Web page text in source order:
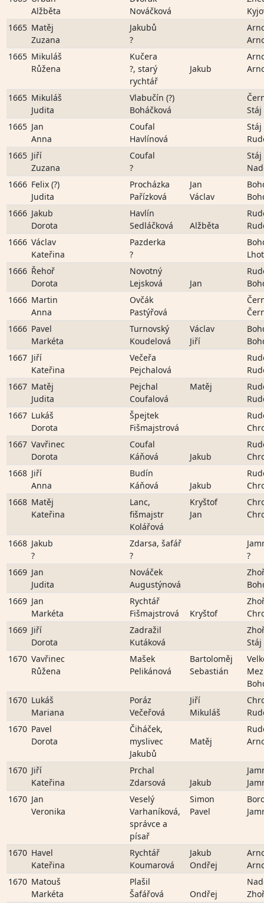
Alžběta
Nováčková
1665 Matěj
Zuzana
Jakubů
?
1665 Mikuláš
Růžena
Kučera
?, starý
rychtář
Jakub
1665 Mikuláš
Judita
Vlabučín (?)
Boháčková
Stáj
1665 Jan
Anna
Coufal
Havlínová
Stáj
1665 Jiří
Zuzana
Coufal
?
Stáj
1666 Felix (?)
Judita
Procházka
Pařízková
Jan
Václav
1666 Jakub
Dorota
Havlín
Sedláčková
Alžběta
1666 Václav
Kateřina
Pazderka
?
1666 Řehoř
Dorota
Novotný
Lejsková
Jan
1666 Martin
Anna
Ovčák
Pastýřová
1666 Pavel
Markéta
Turnovský
Koudelová
Václav
Jiří
1667 Jiří
Kateřina
Večeřa
Pejchalová
1667 Matěj
Judita
Pejchal
Coufalová
Matěj
1667 Lukáš
Dorota
Špejtek
Fišmajstrová
1667 Vavřinec
Dorota
Coufal
Káňová
Jakub
1668 Jiří
Anna
Budín
Káňová
Jakub
1668 Matěj
Kateřina
Lanc,
fišmajstr
Kolářová
Kryštof
Jan
1668 Jakub
?
Zdarsa, šafář
?
?
1669 Jan
Judita
Nováček
Augustýnová
1669 Jan
Markéta
Rychtář
Fišmajstrová
Kryštof
1669 Jiří
Dorota
Zadražil
Kutáková
Stáj
1670 Vavřinec
Růžena
Mašek
Pelikánová
Bartoloměj
Sebastián
1670 Lukáš
Mariana
Poráz
Večeřová
Jiří
Mikuláš
1670 Pavel
Dorota
Čiháček,
myslivec
Jakubů
Matěj
1670 Jiří
Kateřina
Prchal
Zdarsová
Jakub
1670 Jan
Veronika
Veselý
Varhaníková,
správce a
písař
Simon
Pavel
1670 Havel
Kateřina
Rychtář
Koumarová
Jakub
Ondřej
1670 Matouš
Markéta
Plašil
Šafářová
Ondřej